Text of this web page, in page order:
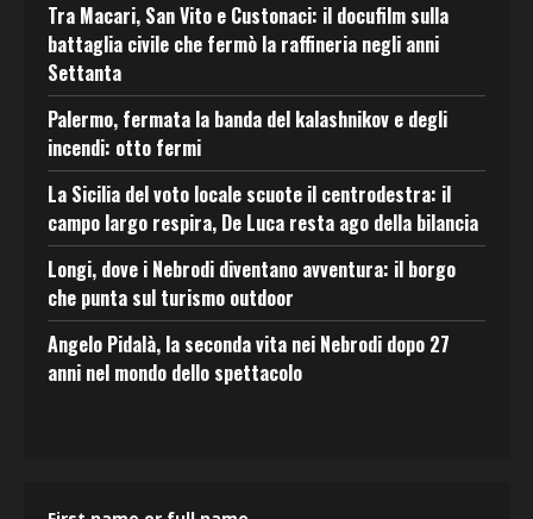
Tra Macari, San Vito e Custonaci: il docufilm sulla
battaglia civile che fermò la raffineria negli anni
Settanta
Palermo, fermata la banda del kalashnikov e degli
incendi: otto fermi
La Sicilia del voto locale scuote il centrodestra: il
campo largo respira, De Luca resta ago della bilancia
Longi, dove i Nebrodi diventano avventura: il borgo
che punta sul turismo outdoor
Angelo Pidalà, la seconda vita nei Nebrodi dopo 27
anni nel mondo dello spettacolo